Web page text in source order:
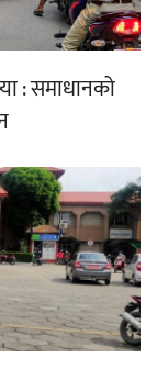
: समाधानको